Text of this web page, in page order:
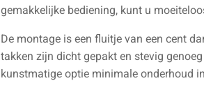
gemakkelijke bediening, kunt u
De montage is een fluitje van een cent
takken zijn dicht gepakt en stevig
kunstmatige optie minimale onderhoud